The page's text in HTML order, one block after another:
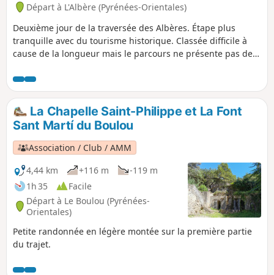
Départ à L'Albère (Pyrénées-Orientales)
Deuxième jour de la traversée des Albères. Étape plus
tranquille avec du tourisme historique. Classée difficile à
cause de la longueur mais le parcours ne présente pas de
GR®10.
La Chapelle Saint-Philippe et La Font
Sant Martí du Boulou
Association / Club / AMM
4,44 km
+116 m
-119 m
1h 35
Facile
Départ à Le Boulou (Pyrénées-
Orientales)
Petite randonnée en légère montée sur la première partie
du trajet.